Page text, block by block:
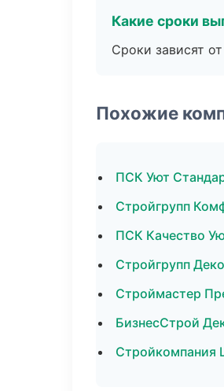
Какие сроки
Сроки зависят
Похожие
ПСК Уют
Стройгрупп
ПСК Качество
Стройгрупп
Строймастер
БизнесСтрой
Стройкомпания